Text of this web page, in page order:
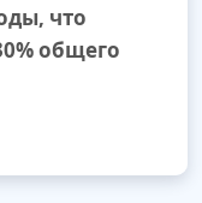
что
общего